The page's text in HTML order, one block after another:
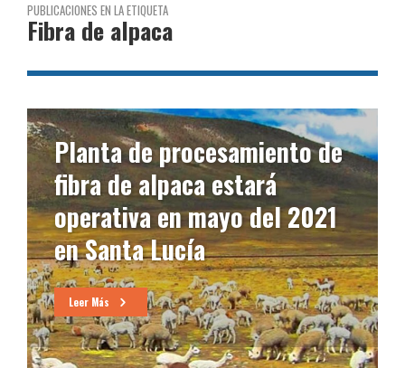
PUBLICACIONES EN LA ETIQUETA
Fibra de alpaca
Puno: Caída de la fibra de
alpaca afectó al 85% de
familias que se dedican a la
crianza de camélidos
Leer Más